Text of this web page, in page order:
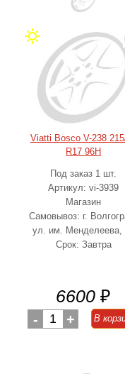
Viatti Bosco V-238
R17 96H
Под заказ 1 шт.
Артикул: vi-3939
Магазин
Самовывоз: г.
ул. им. Менделеева,
Срок: Завтра
6600 ₽
- 1 + В